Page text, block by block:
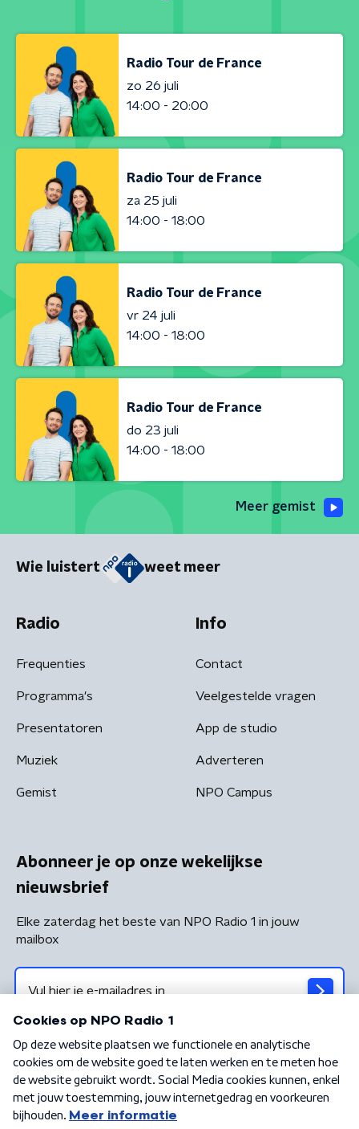
Radio Tour de France
zo 26 juli
14:00 - 20:00
Radio Tour de France
za 25 juli
14:00 - 18:00
Radio Tour de France
vr 24 juli
14:00 - 18:00
Radio Tour de France
do 23 juli
14:00 - 18:00
Meer gemist
Wie luistert weet meer
Radio
Frequenties
Programma's
Presentatoren
Muziek
Gemist
Info
Contact
Veelgestelde vragen
App de studio
Adverteren
NPO Campus
Abonneer je op onze wekelijkse
nieuwsbrief
Elke zaterdag het beste van NPO Radio 1 in jouw
mailbox
Algemene voorwaarden